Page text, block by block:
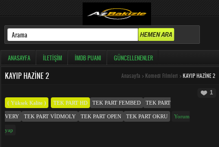
ANASAYFA İLETIŞIM İMDB PUANI GÜNCELLENENLER
KAYIP HAZINE 2 Anasayfa > Komedi Filmleri > KAYIP HAZINE 2
1
( Yüksek Kalite ) TEK PART HD TEK PART FEMBED TEK PART
VERY TEK PART VIDMOLY TEK PART OPEN TEK PART OKRU Yorum
yap